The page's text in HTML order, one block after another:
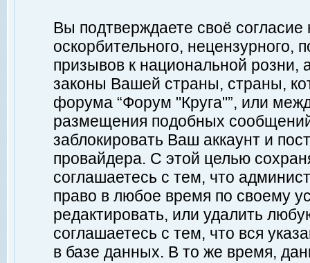
Вы подтверждаете своё
оскорбительного, нецензурного,
призывов к национальной
законы Вашей страны, страны,
форума “Форум "Круга"”, или
размещения подобных
заблокировать Ваш аккаунт и
провайдера. С этой целью
соглашаетесь с тем, что
право в любое время по своему
редактировать, или удалить
соглашаетесь с тем, что вся
в базе данных. В то же время,